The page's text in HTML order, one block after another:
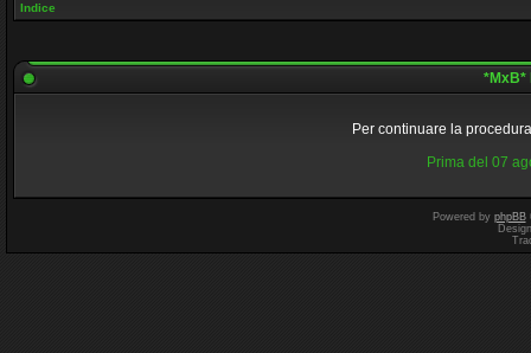
Indice
*MxB*
Per continuare la
Prima del 07
Powered by phpBB